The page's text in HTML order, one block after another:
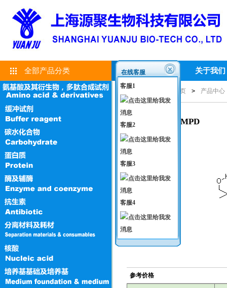
在线客服
客服1
客服2
客服3
客服4
全部产品分类 首页 关于我们
首页 > 产品中心
AMPD
参考价格